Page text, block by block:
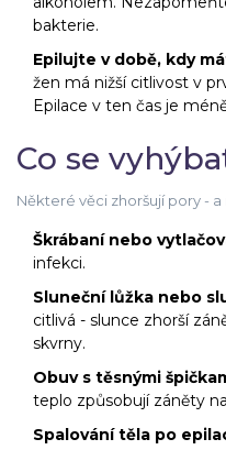
bakterie.
Epilujte v době, kdy
žen má nižší citlivost v
Epilace v ten čas je
Co se
Některé věci zhoršují pory -
Škrábaní nebo
infekci.
Sluneční lůžka nebo
citlivá - slunce zhorší
skvrny.
Obuv s těsnými
teplo způsobují záněty
Spalování těla po